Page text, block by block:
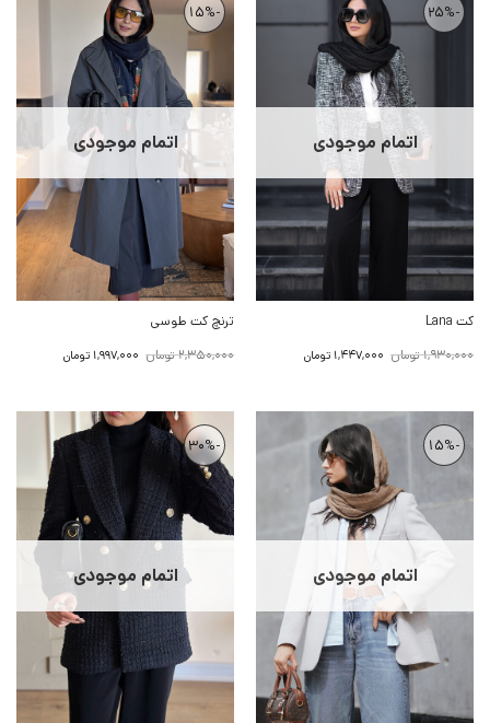
اتمام موجودی
کت Lana
1,930,000تومان قیمت
1,930,000 تومان
بود.
1,447,000 تومانقیمت
1,447,000 تومان.
-15%
اتمام موجودی
ترنچ کت طوسی
2,350,000تومان قیمت
2,350,000 تومان
1,997,000تومانقیمت
1,997,000 تومان.
اتمام موجودی اتمام موجودی